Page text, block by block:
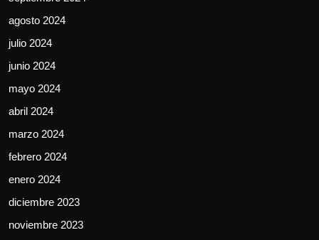
agosto 2024
julio 2024
junio 2024
mayo 2024
abril 2024
marzo 2024
febrero 2024
enero 2024
diciembre 2023
noviembre 2023